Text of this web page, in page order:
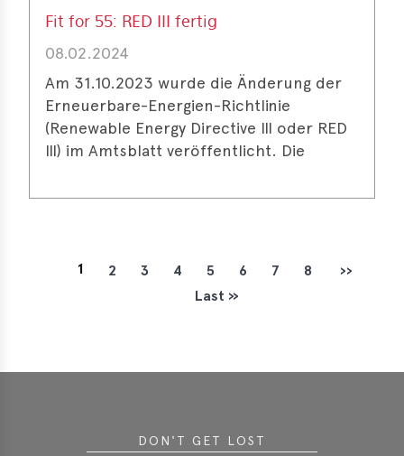
Fit for 55: RED III fertig
08.02.2024
Am 31.10.2023 wurde die Änderung der
Erneuerbare-Energien-Richtlinie
(Renewable Energy Directive III oder RED
III) im Amtsblatt veröffentlicht. Die
a
Current
1
Page
2
Page
3
Page
4
Page
5
Page
6
Page
7
Page
8 ››
Last page
Last »
DON'T GET LOST